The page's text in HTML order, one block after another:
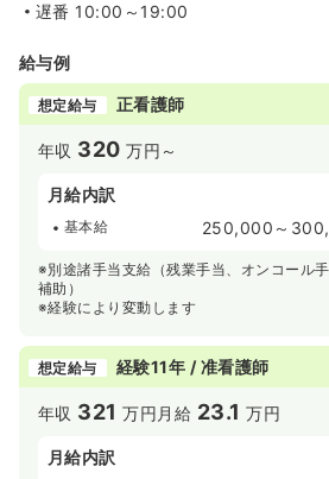
遅番 10:00～19:00
給与例
想定給与 正看護師
年収 320 万円～
月給内訳
基本給 250,000～
※別途諸手当支給（残業手当、オンコール
補助）
※経験により変動します
想定給与 経験11年 / 准看護師
年収 321 万円 月給 23.1 万円
月給内訳